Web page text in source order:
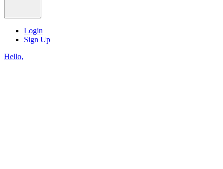
Login
Sign Up
Hello,